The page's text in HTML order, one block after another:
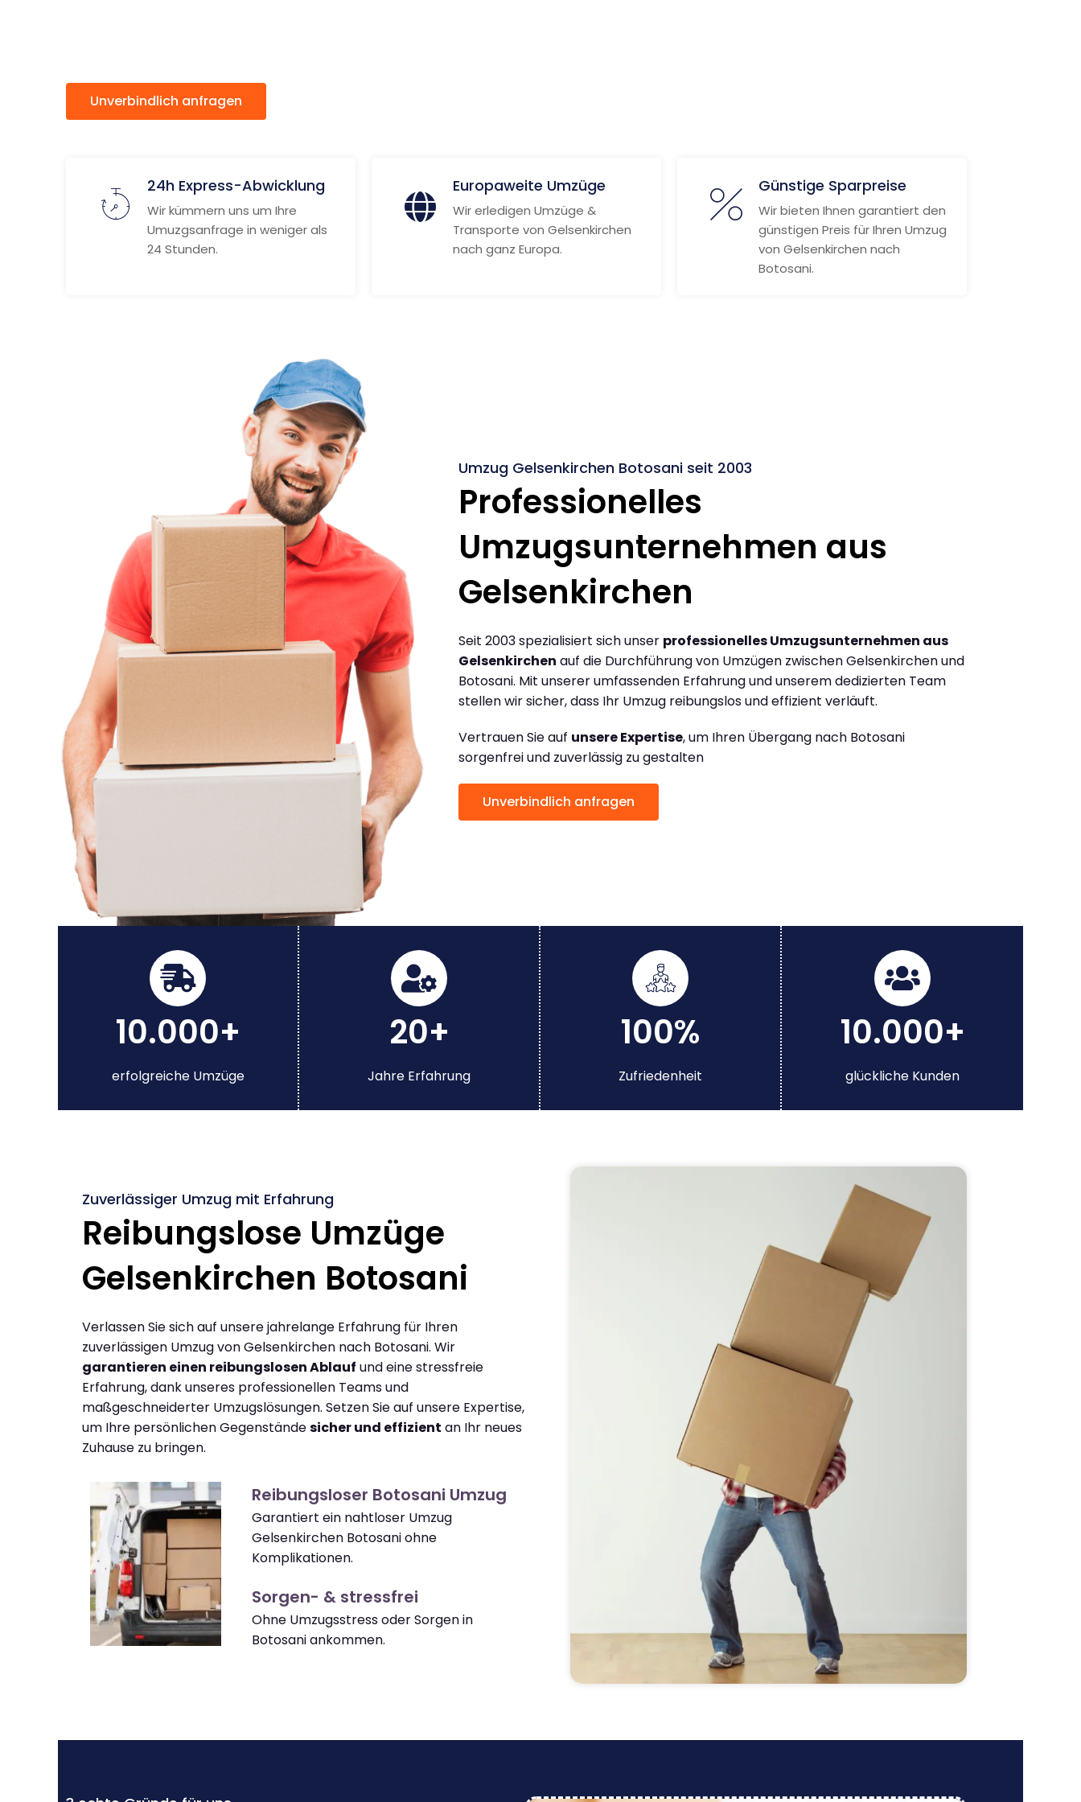
Unverbindlich anfragen
24h Express-Abwicklung
Wir kümmern uns um Ihre
Umuzgsanfrage in weniger als
24 Stunden.
Europaweite Umzüge
Wir erledigen Umzüge &
Transporte von Gelsenkirchen
nach ganz Europa.
Günstige Sparpreise
Wir bieten Ihnen garantiert den
günstigen Preis für Ihren Umzug
von Gelsenkirchen nach
Botosani.
Umzug Gelsenkirchen Botosani seit 2003
Professionelles
Umzugsunternehmen aus
Gelsenkirchen
Seit 2003 spezialisiert sich unser professionelles Umzugsunternehmen aus
Gelsenkirchen auf die Durchführung von Umzügen zwischen Gelsenkirchen und
Botosani. Mit unserer umfassenden Erfahrung und unserem dedizierten Team
stellen wir sicher, dass Ihr Umzug reibungslos und effizient verläuft.
Vertrauen Sie auf unsere Expertise, um Ihren Übergang nach Botosani
sorgenfrei und zuverlässig zu gestalten
Unverbindlich anfragen
10.000+
erfolgreiche Umzüge
20+
Jahre Erfahrung
100%
Zufriedenheit
10.000+
glückliche Kunden
Zuverlässiger Umzug mit Erfahrung
Reibungslose Umzüge
Gelsenkirchen Botosani
Verlassen Sie sich auf unsere jahrelange Erfahrung für Ihren
zuverlässigen Umzug von Gelsenkirchen nach Botosani. Wir
garantieren einen reibungslosen Ablauf und eine stressfreie
Erfahrung, dank unseres professionellen Teams und
maßgeschneiderter Umzugslösungen. Setzen Sie auf unsere Expertise,
um Ihre persönlichen Gegenständesicher und effizient an Ihr neues
Zuhause zu bringen.
Reibungsloser Botosani Umzug
Garantiert ein nahtloser Umzug
Gelsenkirchen Botosani ohne
Komplikationen.
Sorgen- & stressfrei
Ohne Umzugsstress oder Sorgen in
Botosani ankommen.